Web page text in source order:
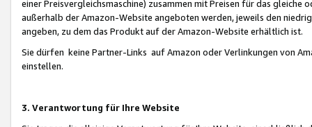
einer Preisvergleichsmaschine) zusammen mit Preisen für das
außerhalb der Amazon-Website angeboten werden, jeweils den
angeben, zu dem das Produkt auf der Amazon-Website erhältlich ist.
Sie dürfen keine Partner-Links auf Amazon oder Verlinkungen von
einstellen.
3. Verantwortung für Ihre Website